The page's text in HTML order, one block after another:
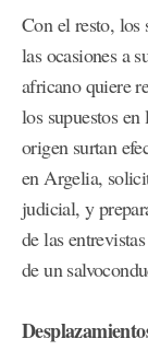
Con el resto, los
las ocasiones a
africano quiere
los supuestos
origen surtan
en Argelia,
judicial, y
de las
de un